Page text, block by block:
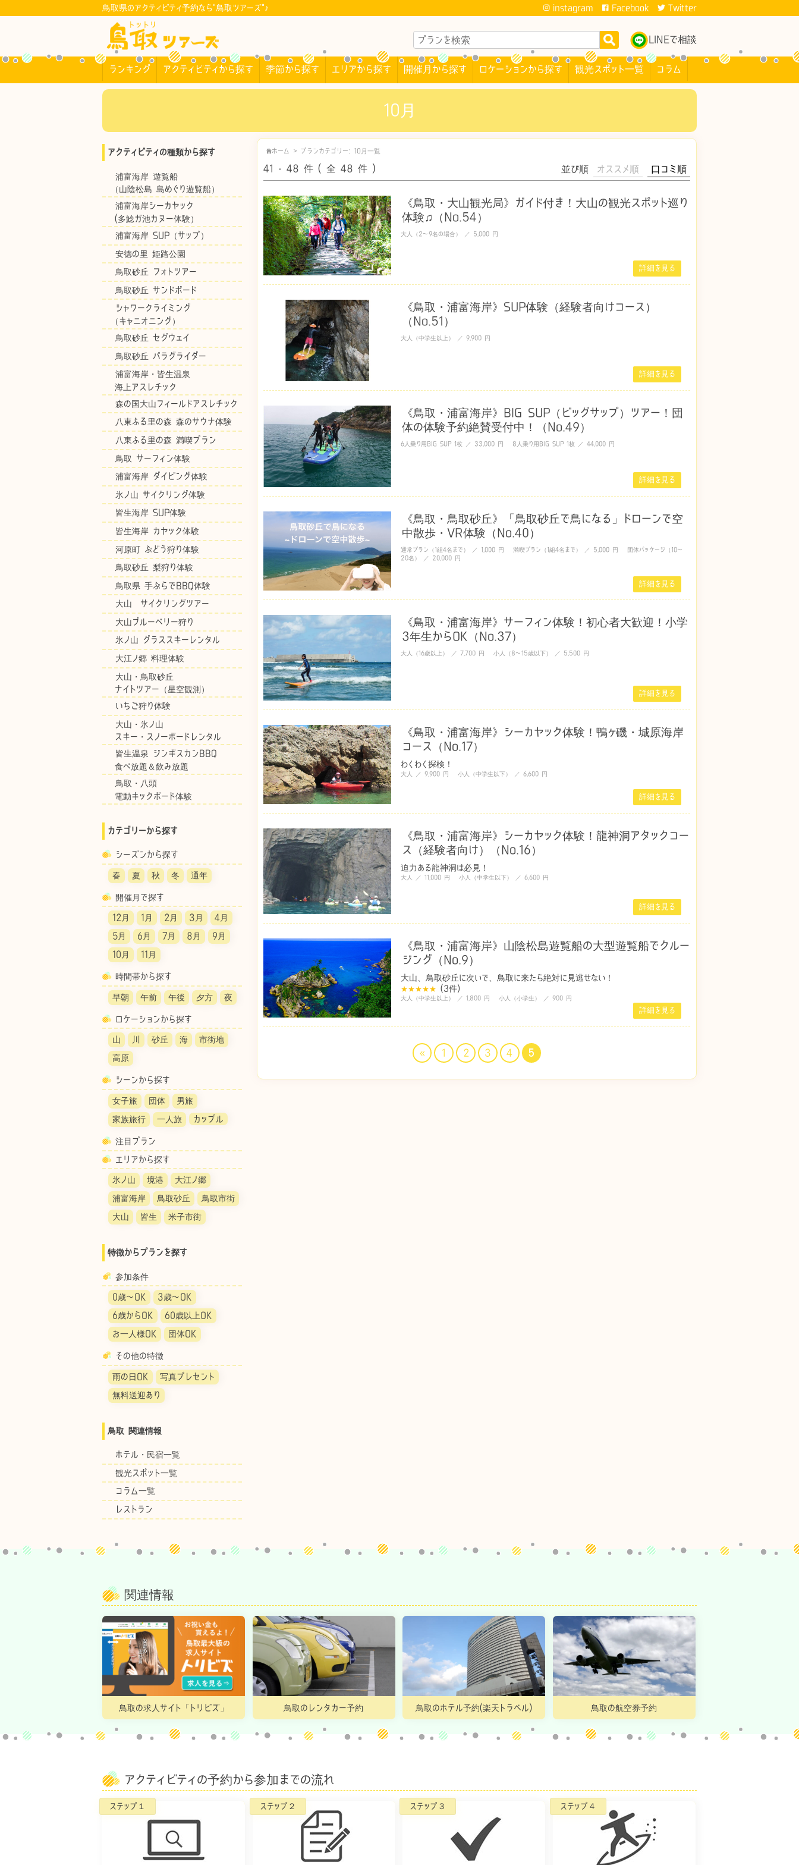
鳥取県のアクティビティ予約なら"鳥取ツアーズ"♪ instagram Facebook Twitter
LINEで相談
ランキング アクティビティから探す 季節から探す エリアから探す 開催月から探す ロケーションから探す 観光スポット一覧 コラム
10月
ホーム > プランカテゴリー: 10月 一覧
41 - 48 件 ( 全 48 件 ) 並び順 オススメ順 口コミ順
《鳥取・大山観光局》ガイド付き！大山の観光スポット巡り
体験♫（No.54）
大人（2〜9名の場合） ／ 5,000 円
詳細を見る
《鳥取・浦富海岸》SUP体験（経験者向けコース）
（No.51）
大人（中学生以上） ／ 9,900 円
詳細を見る
《鳥取・浦富海岸》BIG SUP（ビッグサップ）ツアー！団
体の体験予約絶賛受付中！（No.49）
6人乗り用BIG SUP 1枚 ／ 33,000 円 8人乗り用BIG SUP 1枚 ／ 44,000 円
詳細を見る
《鳥取・鳥取砂丘》「鳥取砂丘で鳥になる」ドローンで空
中散歩・VR体験（No.40）
通常プラン（1組4名まで） ／ 1,000 円 満喫プラン（1組4名まで） ／ 5,000 円 団体パッケージ（10〜
20名） ／ 20,000 円
詳細を見る
《鳥取・浦富海岸》サーフィン体験！初心者大歓迎！小学
3年生からOK（No.37）
大人（16歳以上） ／ 7,700 円 小人（8〜15歳以下） ／ 5,500 円
詳細を見る
《鳥取・浦富海岸》シーカヤック体験！鴨ヶ磯・城原海岸
コース（No.17）
わくわく探検！
大人 ／ 9,900 円 小人（中学生以下） ／ 6,600 円
詳細を見る
《鳥取・浦富海岸》シーカヤック体験！龍神洞アタックコー
ス（経験者向け）（No.16）
迫力ある龍神洞は必見！
大人 ／ 11,000 円 小人（中学生以下） ／ 6,600 円
詳細を見る
《鳥取・浦富海岸》山陰松島遊覧船の大型遊覧船でクルー
ジング（No.9）
大山、鳥取砂丘に次いで、鳥取に来たら絶対に見逃せない！
(3件)
大人（中学生以上） ／ 1,800 円 小人（小学生） ／ 900 円
詳細を見る
« 1 2 3 4 5
アクティビティの種類から探す
浦富海岸 遊覧船
（山陰松島 島めぐり遊覧船）
浦富海岸シーカヤック
(多鯰ガ池カヌー体験）
浦富海岸 SUP（サップ）
安徳の里 姫路公園
鳥取砂丘 フォトツアー
鳥取砂丘 サンドボード
シャワークライミング
（キャニオニング）
鳥取砂丘 セグウェイ
鳥取砂丘 パラグライダー
浦富海岸・皆生温泉
海上アスレチック
森の国大山フィールドアスレチック
八東ふる里の森 森のサウナ体験
八東ふる里の森 満喫プラン
鳥取 サーフィン体験
浦富海岸 ダイビング体験
氷ノ山 サイクリング体験
皆生海岸 SUP体験
皆生海岸 カヤック体験
河原町 ぶどう狩り体験
鳥取砂丘 梨狩り体験
鳥取県 手ぶらでBBQ体験
大山 サイクリングツアー
大山ブルーベリー狩り
氷ノ山 グラススキーレンタル
大江ノ郷 料理体験
大山・鳥取砂丘
ナイトツアー（星空観測）
いちご狩り体験
大山・氷ノ山
スキー・スノーボードレンタル
皆生温泉 ジンギスカンBBQ
食べ放題＆飲み放題
鳥取・八頭
電動キックボード体験
カテゴリーから探す
シーズンから探す
春 夏 秋 冬 通年
開催月で探す
12月 1月 2月 3月 4月
5月 6月 7月 8月 9月
10月 11月
時間帯から探す
早朝 午前 午後 夕方 夜
ロケーションから探す
山 川 砂丘 海 市街地
高原
シーンから探す
女子旅 団体 男旅
家族旅行 一人旅 カップル
注目プラン
エリアから探す
氷ノ山 境港 大江ノ郷
浦富海岸 鳥取砂丘 鳥取市街
大山 皆生 米子市街
特徴からプランを探す
参加条件
0歳〜OK 3歳〜OK
6歳からOK 60歳以上OK
お一人様OK 団体OK
その他の特徴
雨の日OK 写真プレセント
無料送迎あり
鳥取 関連情報
ホテル・民宿一覧
観光スポット一覧
コラム一覧
レストラン
関連情報
鳥取の求人サイト「トリビズ」 鳥取のレンタカー予約 鳥取のホテル予約(楽天トラベル) 鳥取の航空券予約
アクティビティの予約から参加までの流れ